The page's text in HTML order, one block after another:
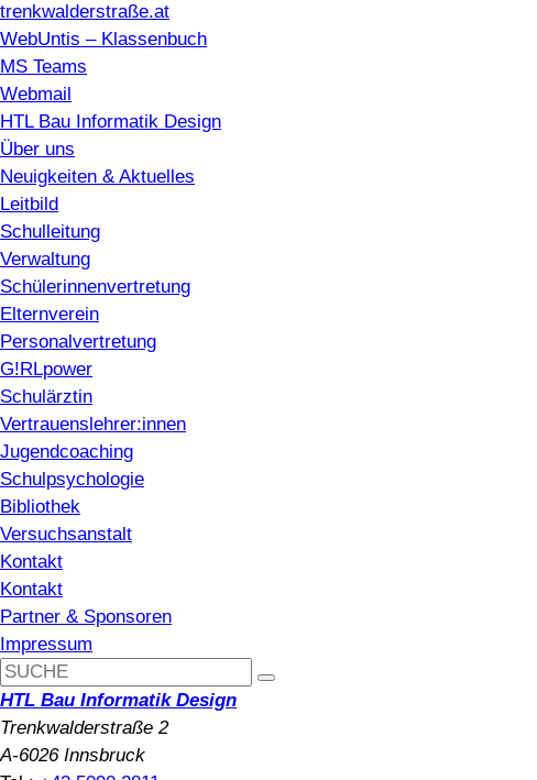
trenkwalderstraße.at
WebUntis – Klassenbuch
MS Teams
Webmail
HTL Bau Informatik Design
Über uns
Neuigkeiten & Aktuelles
Leitbild
Schulleitung
Verwaltung
Schülerinnenvertretung
Elternverein
Personalvertretung
G!RLpower
Schulärztin
Vertrauenslehrer:innen
Jugendcoaching
Schulpsychologie
Bibliothek
Versuchsanstalt
Kontakt
Kontakt
Partner & Sponsoren
Impressum
HTL Bau Informatik Design
Trenkwalderstraße 2
A-6026 Innsbruck